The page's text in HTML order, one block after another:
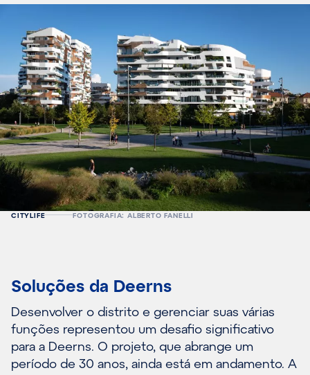
CITYLIFE FOTOGRAFIA: ALBERTO FANELLI
Soluções da Deerns
Desenvolver o distrito e gerenciar suas várias
funções representou um desafio significativo
para a Deerns. O projeto, que abrange um
período de 30 anos, ainda está em andamento. A